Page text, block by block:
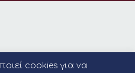
cookies για να